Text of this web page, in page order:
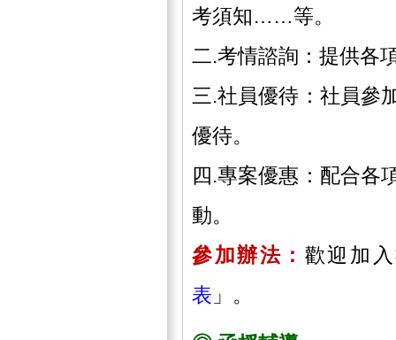
考須知……等。
二.考情諮詢：提供各
三.社員優待：社員參
優待。
四.專案優惠：配合各
動。
參加辦法： 歡迎加
表 」。